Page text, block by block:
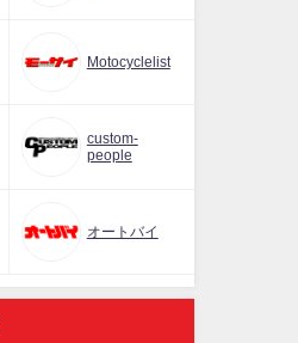
Motocyclelist
custom-
people
オートバイ